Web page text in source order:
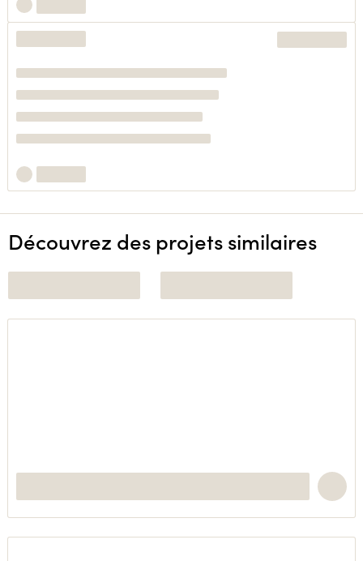
Découvrez des projets similaires